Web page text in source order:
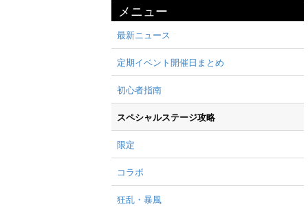
メニュー
最新ニュース
定期イベント開催日まとめ
初心者指南
スペシャルステージ攻略
限定
コラボ
狂乱・暴風